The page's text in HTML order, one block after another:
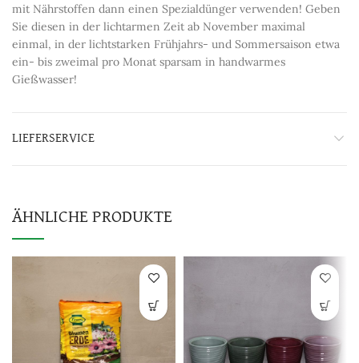
mit Nährstoffen dann einen Spezialdünger verwenden! Geben
Sie diesen in der lichtarmen Zeit ab November maximal
einmal, in der lichtstarken Frühjahrs- und Sommersaison etwa
ein- bis zweimal pro Monat sparsam in handwarmes
Gießwasser!
LIEFERSERVICE
ÄHNLICHE PRODUKTE